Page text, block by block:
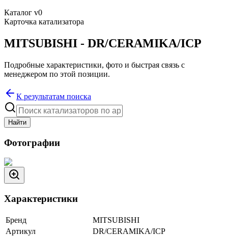
Каталог v0
Карточка катализатора
MITSUBISHI - DR/CERAMIKA/ICP
Подробные характеристики, фото и быстрая связь с
менеджером по этой позиции.
К результатам поиска
Найти
Фотографии
Характеристики
Бренд
MITSUBISHI
Артикул
DR/CERAMIKA/ICP